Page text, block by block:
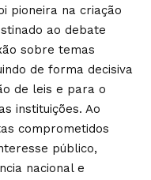
pioneira na criação
ao debate
sobre temas
de forma decisiva
de leis e para o
instituições. Ao
comprometidos
público,
nacional e